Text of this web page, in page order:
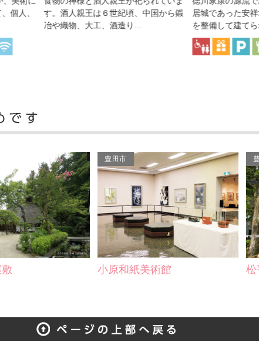
は６世紀頃、中国から鍛
大工、酒造り…
居城であった安祥城址に隣接した土地
を整備して建てられた博…
豊田市
小原和紙美術館 松